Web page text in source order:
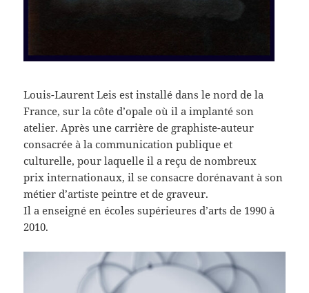
Louis-Laurent Leis est installé dans le nord de la
France, sur la côte d’opale où il a implanté son
atelier. Après une carrière de graphiste-auteur
consacrée à la communication publique et
culturelle, pour laquelle il a reçu de nombreux
prix internationaux, il se consacre dorénavant à son
métier d’artiste peintre et de graveur.
Il a enseigné en écoles supérieures d’arts de 1990 à
2010.